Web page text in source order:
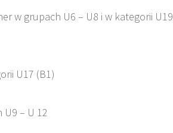
w grupach U6 – U8 i w kategorii U19
U17 (B1)
– U 12